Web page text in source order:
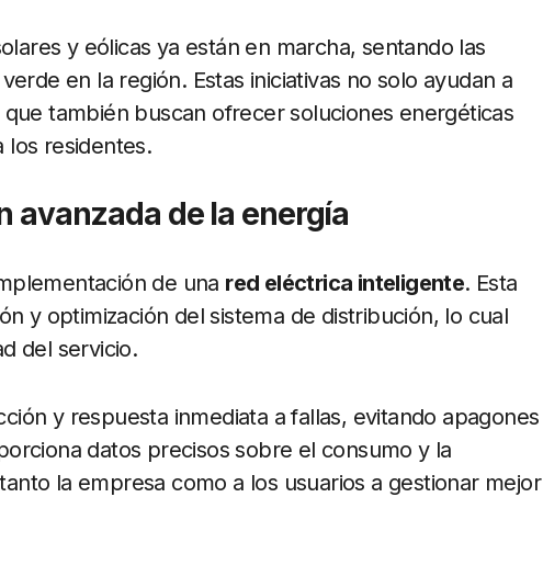
y eólicas ya están en marcha, sentando las
en la región. Estas iniciativas no solo ayudan a
también buscan ofrecer soluciones energéticas
los residentes.
avanzada de la energía
de una red eléctrica inteligente. Esta
y optimización del sistema de distribución, lo cual
del servicio.
y respuesta inmediata a fallas, evitando apagones
datos precisos sobre el consumo y la
la empresa como a los usuarios a gestionar mejor